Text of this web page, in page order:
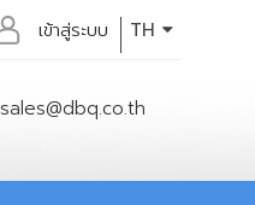
TH
เข้าสู่ระบบ
sales@dbq.co.th